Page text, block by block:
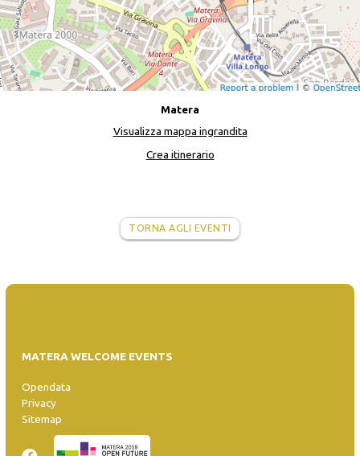
Matera
Visualizza mappa ingrandita
Crea itinerario
TORNA AGLI EVENTI
MATERA WELCOME EVENTS
Opendata
Privacy
Sitemap